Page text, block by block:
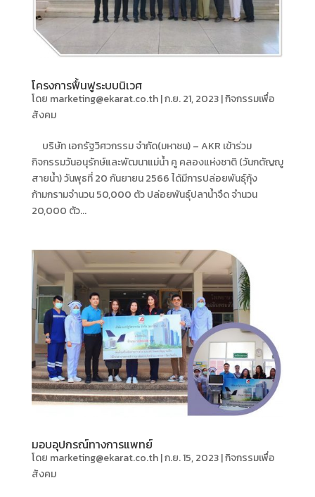
โครงการฟื้นฟูระบบนิเวศ
โดย marketing@ekarat.co.th|ก.ย. 21, 2023|กิจกรรมเพื่อ
สังคม
บริษัท เอกรัฐวิศวกรรม จำกัด(มหาชน) – AKR เข้าร่วม
กิจกรรมวันอนุรักษ์และพัฒนาแม่น้ำ คู คลองแห่งชาติ (วันกตัญญู
สายน้ำ) วันพุธที่ 20 กันยายน 2566 ได้มีการปล่อยพันธุ์กุ้ง
ก้ามกรามจำนวน 50,000 ตัว ปล่อยพันธุ์ปลาน้ำจืด จำนวน
20,000 ตัว...
มอบอุปกรณ์ทางการแพทย์
โดย marketing@ekarat.co.th|ก.ย. 15, 2023|กิจกรรมเพื่อ
สังคม